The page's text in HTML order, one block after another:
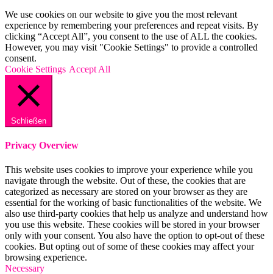
We use cookies on our website to give you the most relevant
experience by remembering your preferences and repeat visits. By
clicking “Accept All”, you consent to the use of ALL the cookies.
However, you may visit "Cookie Settings" to provide a controlled
consent.
Cookie Settings Accept All
Schließen
Privacy Overview
This website uses cookies to improve your experience while you
navigate through the website. Out of these, the cookies that are
categorized as necessary are stored on your browser as they are
essential for the working of basic functionalities of the website. We
also use third-party cookies that help us analyze and understand how
you use this website. These cookies will be stored in your browser
only with your consent. You also have the option to opt-out of these
cookies. But opting out of some of these cookies may affect your
browsing experience.
Necessary